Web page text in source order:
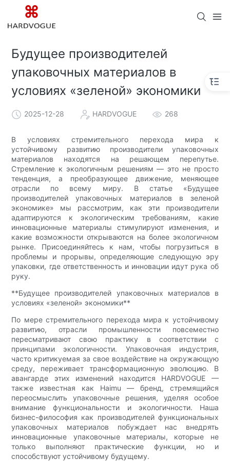
Будущее производителей
упаковочных материалов в
условиях «зеленой» экономики
2025-12-28 HARDVOGUE 268
В условиях стремительного перехода мира к
устойчивому развитию производители упаковочных
материалов находятся на решающем перепутье.
Стремление к экологичным решениям — это не просто
тенденция, а преобразующее движение, меняющее
отрасли по всему миру. В статье «Будущее
производителей упаковочных материалов в зеленой
экономике» мы рассмотрим, как эти производители
адаптируются к экологическим требованиям, какие
инновационные материалы стимулируют изменения, и
какие возможности открываются на более экологичном
рынке. Присоединяйтесь к нам, чтобы погрузиться в
проблемы и прорывы, определяющие следующую эру
упаковки, где ответственность и инновации идут рука об
руку.
**Будущее производителей упаковочных материалов в
условиях «зеленой» экономики**
По мере стремительного перехода мира к устойчивому
развитию, отрасли промышленности повсеместно
пересматривают свою практику в соответствии с
принципами экологичности. Упаковочная индустрия,
часто критикуемая за свое воздействие на окружающую
среду, переживает трансформационную эволюцию. В
авангарде этих изменений находится HARDVOGUE —
также известная как Haimu — бренд, стремящийся
переосмыслить упаковочные решения, уделяя особое
внимание функциональности и экологичности. Наша
бизнес-философия как производителей функциональных
упаковочных материалов побуждает нас внедрять
инновационные упаковочные материалы, которые не
только выполняют практические функции, но и
способствуют устойчивому будущему.